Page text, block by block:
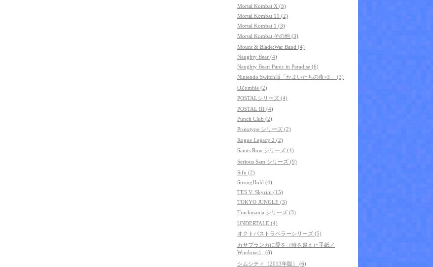
Mortal Kombat X (5)
Mortal Kombat 11 (2)
Mortal Kombat 1 (3)
Mortal Kombat その他 (3)
Mount & Blade:War Band (4)
Naughty Bear (4)
Naughty Bear: Panic in Paradise (6)
Nintendo Switch版「かまいたちの夜×3」 (3)
OZombie (2)
POSTALシリーズ (4)
POSTAL III (4)
Punch Club (2)
Prototype シリーズ (2)
Rogue Legacy 2 (2)
Saints Row シリーズ (4)
Serious Sam シリーズ (9)
Sifu (2)
StrongHold (4)
TES V: Skyrim (15)
TOKYO JUNGLE (3)
Trackmania シリーズ (3)
UNDERTALE (4)
オクトパストラベラーシリーズ (5)
カサブランカに愛を（時を越えた手紙／
Windows） (8)
シムシティ（2013年版） (6)